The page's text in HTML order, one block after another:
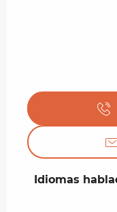
Idiomas
Idiomas